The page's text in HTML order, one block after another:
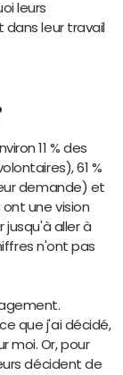
leurs
leur travail
11 % des
61 %
demande) et
une vision
jusqu'à aller à
n'ont pas
que j'ai décidé,
moi. Or, pour
décident de